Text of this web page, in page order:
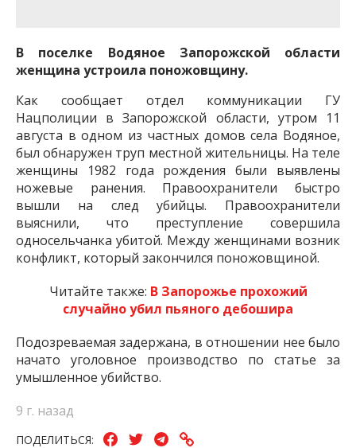
В поселке Водяное Запорожской области
женщина устроила поножовщину.
Как сообщает отдел коммуникации ГУ
Нацполиции в Запорожской области, утром 11
августа в одном из частных домов села Водяное,
был обнаружен труп местной жительницы. На теле
женщины 1982 года рождения были выявлены
ножевые ранения. Правоохранители быстро
вышли на след убийцы. Правоохранители
выяснили, что преступление совершила
односельчанка убитой. Между женщинами возник
конфликт, который закончился поножовщиной.
Читайте также: В Запорожье прохожий
случайно убил пьяного дебошира
Подозреваемая задержана, в отношении нее было
начато уголовное производство по статье за
умышленное убийство.
9 г. назад
ПОДЕЛИТЬСЯ: